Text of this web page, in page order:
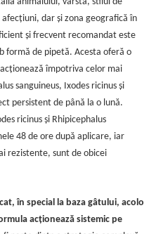
dar și zona geografică în
și frecvent recomandat este
formă de pipetă. Acesta oferă o
împotriva celor mai
sanguineus, Ixodes ricinus și
persistent de până la o lună.
ricinus și Rhipicephalus
48 de ore după aplicare, iar
rezistente, sunt de obicei
în special la baza gâtului, acolo
acționează sistemic pe